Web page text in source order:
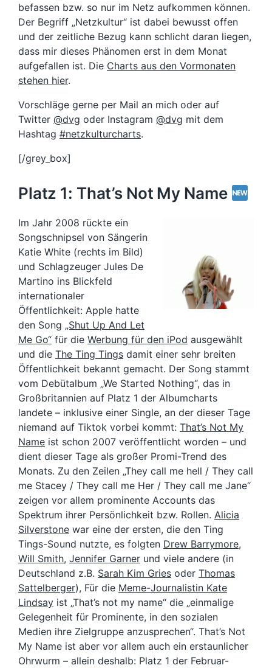
befassen bzw. so nur im Netz aufkommen können.
Der Begriff „Netzkultur“ ist dabei bewusst offen
und der zeitliche Bezug kann schlicht daran liegen,
dass mir dieses Phänomen erst in dem Monat
aufgefallen ist. Die Charts aus den Vormonaten
stehen hier.
Vorschläge gerne per Mail an mich oder auf
Twitter @dvg oder Instagram @dvg mit dem
Hashtag #netzkulturcharts.
[/grey_box]
Platz 1: That’s Not My Name
Im Jahr 2008 rückte ein
Songschnipsel von Sängerin
Katie White (rechts im Bild)
und Schlagzeuger Jules De
Martino ins Blickfeld
internationaler
Öffentlichkeit: Apple hatte
den Song „Shut Up And Let
Me Go“ für die Werbung für den iPod ausgewählt
und die The Ting Tings damit einer sehr breiten
Öffentlichkeit bekannt gemacht. Der Song stammt
vom Debütalbum „We Started Nothing“, das in
Großbritannien auf Platz 1 der Albumcharts
landete – inklusive einer Single, an der dieser Tage
niemand auf Tiktok vorbei kommt: That’s Not My
Name ist schon 2007 veröffentlicht worden – und
dient dieser Tage als großer Promi-Trend des
Monats. Zu den Zeilen „They call me hell / They call
me Stacey / They call me Her / They call me Jane“
zeigen vor allem prominente Accounts das
Spektrum ihrer Persönlichkeit bzw. Rollen. Alicia
Silverstone war eine der ersten, die den Ting
Tings-Sound nutzte, es folgten Drew Barrymore,
Will Smith, Jennifer Garner und viele andere (in
Deutschland z.B. Sarah Kim Gries oder Thomas
Sattelberger), Für die Meme-Journalistin Kate
Lindsay ist „That’s not my name“ die „einmalige
Gelegenheit für Prominente, in den sozialen
Medien ihre Zielgruppe anzusprechen“. That’s Not
My Name ist aber vor allem auch ein erstaunlicher
Ohrwurm – allein deshalb: Platz 1 der Februar-